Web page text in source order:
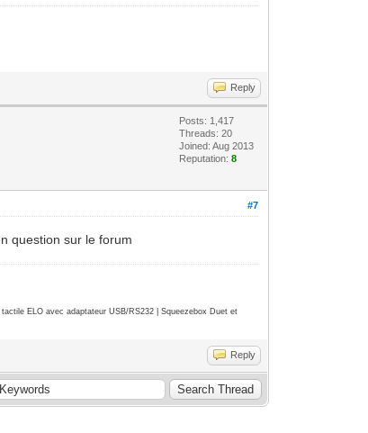
Reply
Posts: 1,417
Threads: 20
Joined: Aug 2013
Reputation:8
#7
question sur le forum
ELO avec adaptateur USB/RS232 | Squeezebox Duet et
Reply